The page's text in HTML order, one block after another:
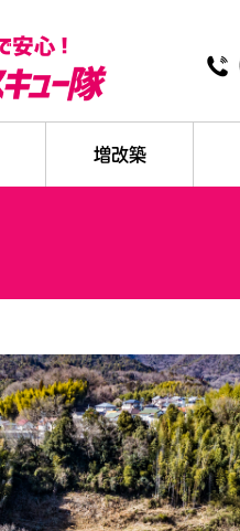
増改築